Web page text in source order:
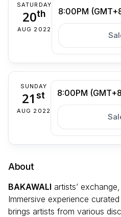
SATURDAY
20th
AUG 2022
8:00PM
SUNDAY
21st
AUG 2022
8:00PM
About
BAKAWALI artists’
Immersive experience
brings artists from various